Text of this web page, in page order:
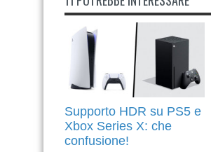
Supporto HDR su PS5 e
Xbox Series X: che
confusione!